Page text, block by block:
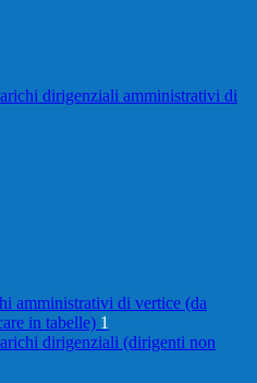
dirigenziali amministrativi di
amministrativi di vertice (da
in tabelle) 1
dirigenziali (dirigenti non